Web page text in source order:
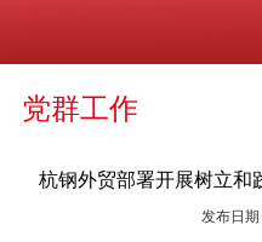
公司宣传
主营业务
铁矿板块
锰矿板块
党群工作
杭钢外贸部署开展树立和
发布日期